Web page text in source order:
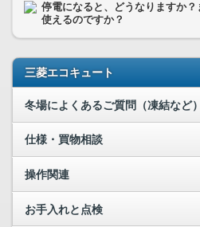
停電になると、どうなりますか
使えるのですか？
三菱エコキュート
冬場によくあるご質問（凍結など）
仕様・買物相談
操作関連
お手入れと点検